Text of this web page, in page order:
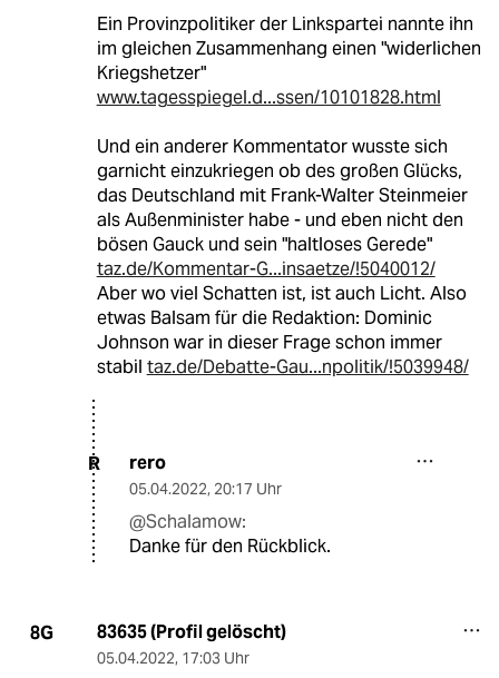
Ein Provinzpolitiker der Linkspartei nannte ihn
im gleichen Zusammenhang einen "widerlichen
Kriegshetzer"
www.tagesspiegel.d...ssen/10101828.html
Und ein anderer Kommentator wusste sich
garnicht einzukriegen ob des großen Glücks,
das Deutschland mit Frank-Walter Steinmeier
als Außenminister habe - und eben nicht den
bösen Gauck und sein "haltloses Gerede"
taz.de/Kommentar-G...insaetze/!5040012/
Aber wo viel Schatten ist, ist auch Licht. Also
etwas Balsam für die Redaktion: Dominic
Johnson war in dieser Frage schon immer
stabil taz.de/Debatte-Gau...npolitik/!5039948/
R rero
05.04.2022, 20:17 Uhr
@Schalamow:
Danke für den Rückblick.
8G 83635 (Profil gelöscht)
05.04.2022, 17:03 Uhr